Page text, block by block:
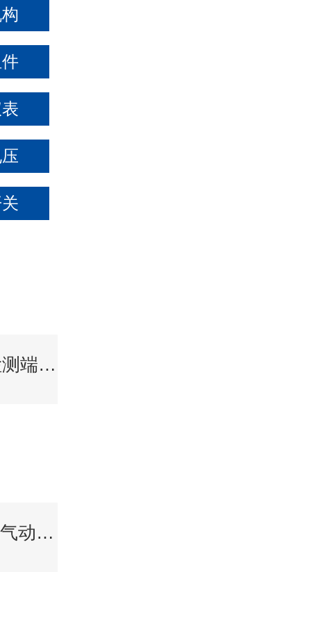
LSBJC-111501 检测端安全栅两/三线制变送器输入
ZSHW ZSSW 系列气动蝶阀由蝶阀